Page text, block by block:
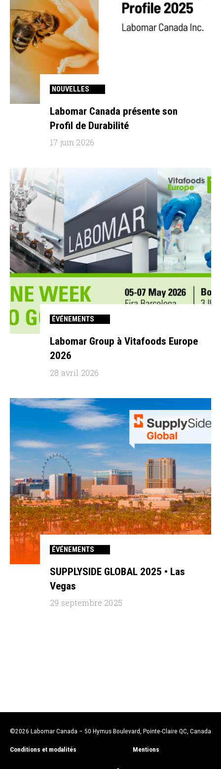
NOUVELLES
Labomar Canada présente son
Profil de Durabilité
17 juin 2026
ÉVÉNEMENTS
Labomar Group à Vitafoods Europe
2026
28 avril 2026
ÉVÉNEMENTS
SUPPLYSIDE GLOBAL 2025 • Las
Vegas
29 septembre 2025
©2026 Labomar Canada – 50 Hymus Boulevard, Pointe-Claire QC, Canada
Conditions et modalités Mentions